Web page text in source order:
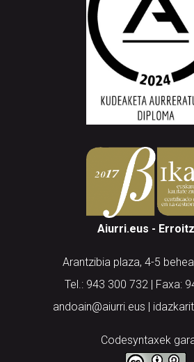
Aiurri.eus -
Arantzibia plaza, 4-5
Tel.: 943 300 732 | Faxa:
andoain@aiurri.eus |
Codesyntaxek